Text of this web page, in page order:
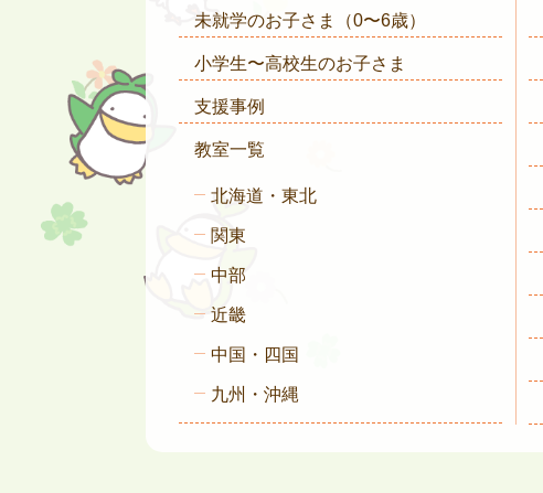
未就学のお子さま （0〜6歳）
小学生〜高校生のお子さま
支援事例
教室一覧
北海道・東北
関東
中部
近畿
中国・四国
九州・沖縄